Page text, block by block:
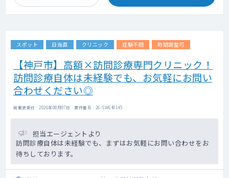
スポット 日当直 クリニック 経験不問 時間調整可
【神戸市】高額×訪問診療専門クリニック！
訪問診療自体は未経験でも、お気軽にお問い
合わせください◎
掲載更新日 : 2026年08月07日 案件番号 : 26-SW640145
担当エージェントより
訪問診療自体は未経験でも、まずはお気軽にお問い合わせをお
待ちしております。